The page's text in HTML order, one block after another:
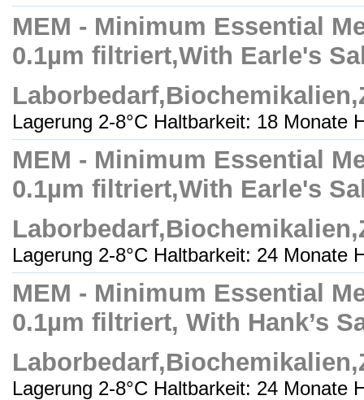
MEM - Minimum Essential
0.1µm filtriert,With Earle's
Lagerung 2-8°C Haltbarkeit: 18 Monate
MEM - Minimum Essential
0.1µm filtriert,With Earle's
Lagerung 2-8°C Haltbarkeit: 24 Monate
MEM - Minimum Essential
0.1µm filtriert, With Hank’s
Lagerung 2-8°C Haltbarkeit: 24 Monate